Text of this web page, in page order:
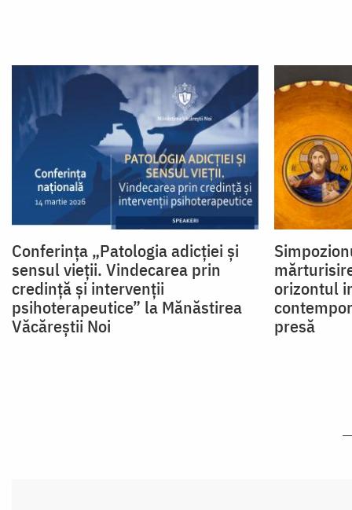
Conferința „Patologia adicției și
sensul vieții. Vindecarea prin
credință și intervenții
psihoterapeutice” la Mănăstirea
Văcăreștii Noi
orizontul
presă